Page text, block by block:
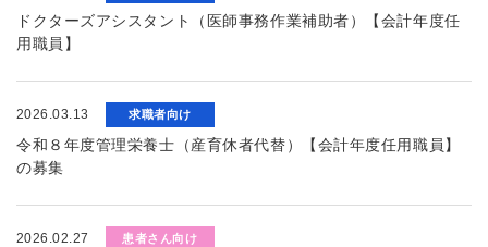
ドクターズアシスタント（医師事務作業補助者）【会計年度任
用職員】
2026.03.13 求職者向け
令和８年度管理栄養士（産育休者代替）【会計年度任用職員】
の募集
2026.02.27 患者さん向け